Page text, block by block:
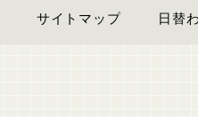
サイトマップ 日替